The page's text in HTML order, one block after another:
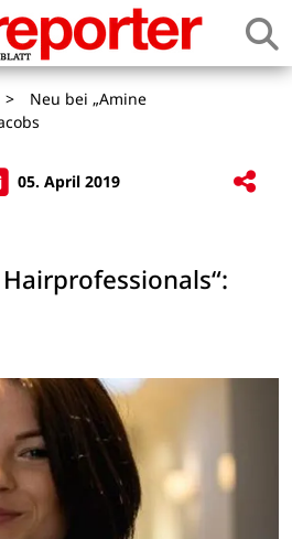
>
Neu bei „Amine
05. April 2019